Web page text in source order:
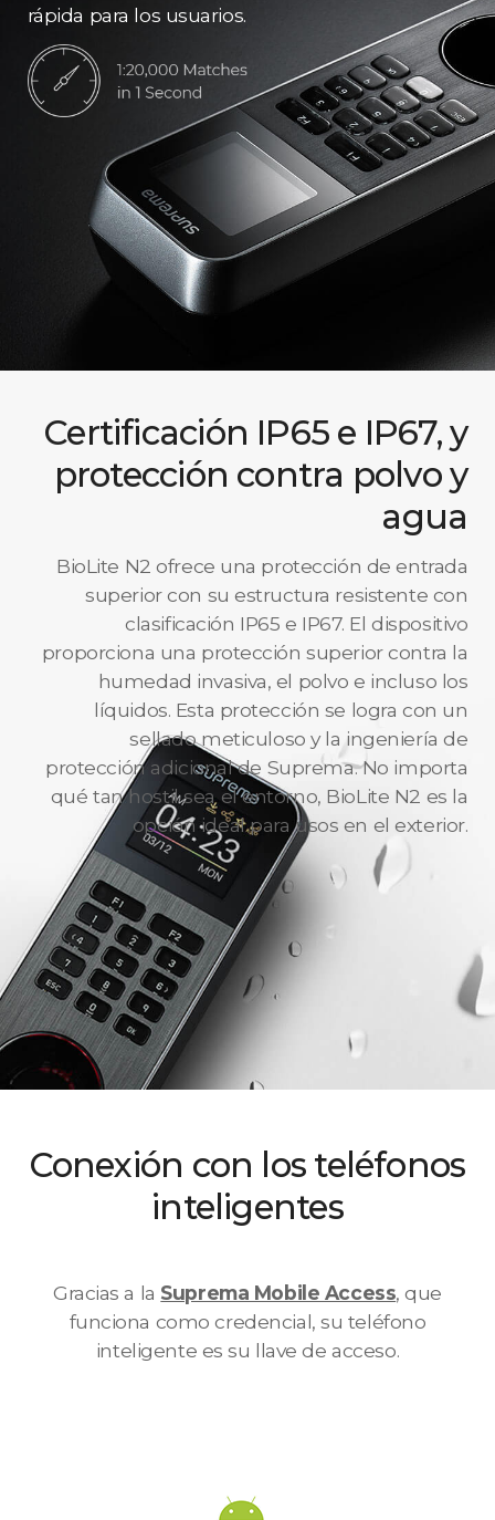
rápida para los usuarios.
Certificación IP65 e IP67, y
protección contra polvo y
agua
BioLite N2 ofrece una protección de entrada
superior con su estructura resistente con
clasificación IP65 e IP67. El dispositivo
proporciona una protección superior contra la
humedad invasiva, el polvo e incluso los
líquidos. Esta protección se logra con un
sellado meticuloso y la ingeniería de
protección adicional de Suprema. No importa
qué tan hostil sea el entorno, BioLite N2 es la
opción ideal para usos en el exterior.
Conexión con los teléfonos
inteligentes
Gracias a la Suprema Mobile Access, que
funciona como credencial, su teléfono
inteligente es su llave de acceso.